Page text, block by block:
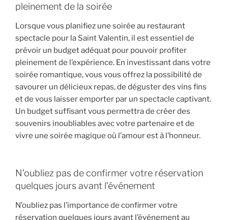
pleinement de la soirée
Lorsque vous planifiez une soirée au restaurant
spectacle pour la Saint Valentin, il est essentiel de
prévoir un budget adéquat pour pouvoir profiter
pleinement de l’expérience. En investissant dans votre
soirée romantique, vous vous offrez la possibilité de
savourer un délicieux repas, de déguster des vins fins
et de vous laisser emporter par un spectacle captivant.
Un budget suffisant vous permettra de créer des
souvenirs inoubliables avec votre partenaire et de
vivre une soirée magique où l’amour est à l’honneur.
N’oubliez pas de confirmer votre réservation
quelques jours avant l’événement
N’oubliez pas l’importance de confirmer votre
réservation quelques jours avant l’événement au